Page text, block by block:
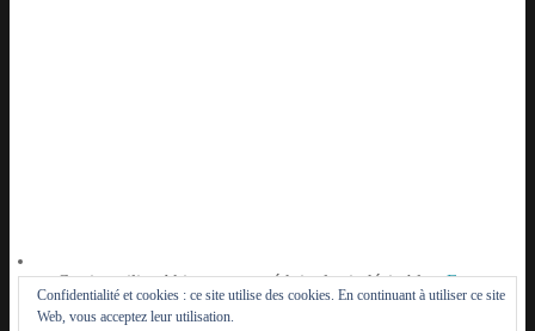
Ce site utilise Akismet pour réduire les indésirables.En
savoir plus sur la façon dont les données de vos
Confidentialité et cookies : ce site utilise des cookies. En continuant à utiliser ce site
Web, vous acceptez leur utilisation.